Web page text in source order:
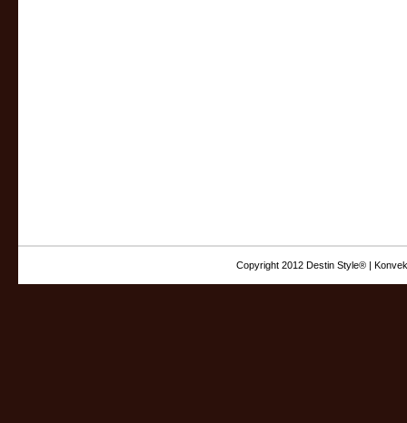
Copyright 2012 Destin Style® |